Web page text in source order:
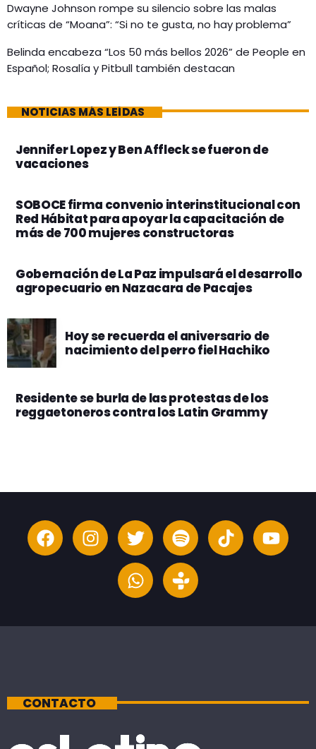
Dwayne Johnson rompe su silencio sobre las malas
críticas de “Moana”: “Si no te gusta, no hay problema”
Belinda encabeza “Los 50 más bellos 2026” de People en
Español; Rosalía y Pitbull también destacan
NOTICIAS MÁS LEÍDAS
Jennifer Lopez y Ben Affleck se fueron de
vacaciones
SOBOCE firma convenio interinstitucional con
Red Hábitat para apoyar la capacitación de
más de 700 mujeres constructoras
Gobernación de La Paz impulsará el desarrollo
agropecuario en Nazacara de Pacajes
Hoy se recuerda el aniversario de
nacimiento del perro fiel Hachiko
Residente se burla de las protestas de los
reggaetoneros contra los Latin Grammy
CONTACTO